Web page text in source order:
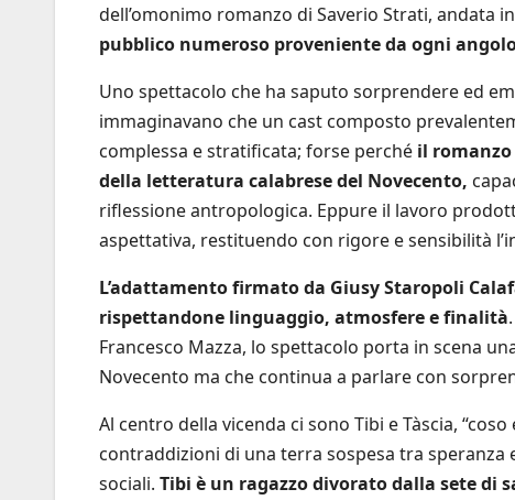
dell’omonimo romanzo di Saverio Strati, andata
pubblico numeroso proveniente da ogni
Uno spettacolo che ha saputo sorprendere ed
immaginavano che un cast composto
complessa e stratificata; forse perché il
della letteratura calabrese del Novecento,
riflessione antropologica. Eppure il lavoro
aspettativa, restituendo con rigore e sensibilità
L’adattamento firmato da Giusy Staropoli
rispettandone linguaggio, atmosfere e finalità
Francesco Mazza, lo spettacolo porta in scena
Novecento ma che continua a parlare con
Al centro della vicenda ci sono Tibi e Tàscia,
contraddizioni di una terra sospesa tra
sociali. Tibi è un ragazzo divorato dalla sete di